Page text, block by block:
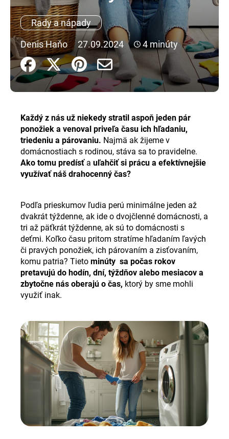
Rady a nápady
Denis Haňo
27.09.2024 4 minúty
Každý z nás už niekedy stratil aspoň jeden pár
ponožiek a venoval priveľa času ich hľadaniu,
triedeniu a párovaniu. Najmä ak žijeme v
domácnostiach s rodinou, stáva sa to pravidelne.
Ako tomu predísťa uľahčiť si prácu a efektívnejšie
využívať náš drahocenný čas?
Podľa prieskumov ľudia perú minimálne jeden až
dvakrát týždenne, ak ide o dvojčlenné domácnosti, a
tri až päťkrát týždenne, ak sú to domácnosti s
deťmi. Koľko času pritom stratíme hľadaním ľavých
či pravých ponožiek, ich párovaním a zisťovaním,
komu patria? Tieto minúty sa počas rokov
pretavujú do hodín, dní, týždňov alebo mesiacov a
zbytočne nás oberajú o čas, ktorý by sme mohli
využiť inak.
á
j
s
ť
?
HĽADAŤ